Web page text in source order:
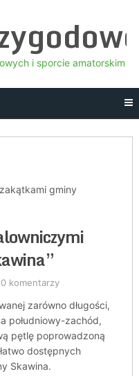
i sporcie amatorskim
gminy
0 komentarzy
zarówno długości,
południowy-zachód,
pętlę poprowadzoną
dostępnych
Skawina.